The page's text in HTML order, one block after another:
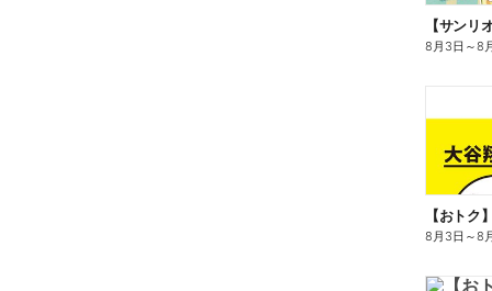
8月3日 ～8
8月3日 ～8